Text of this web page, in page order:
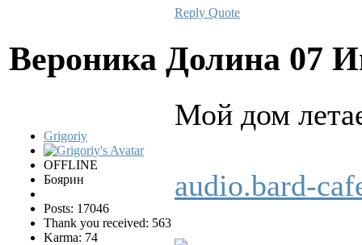
Reply Quote
Вероника Долина 07
Grigoriy
OFFLINE
Боярин
Posts: 17046
Thank you received: 563
Karma: 74
Мой дом
audio.bard-